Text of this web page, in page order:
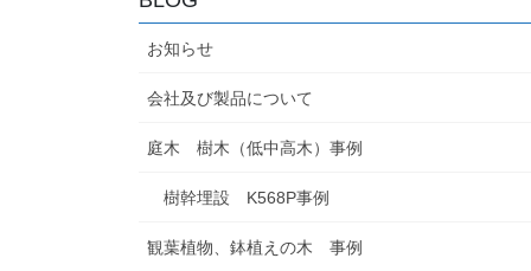
お知らせ
会社及び製品について
庭木 樹木（低中高木）事例
樹幹埋設 K568P事例
観葉植物、鉢植えの木 事例